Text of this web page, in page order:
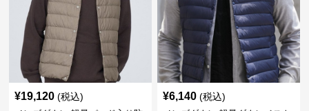
¥19,120 (税込) ¥6,140 (税込)